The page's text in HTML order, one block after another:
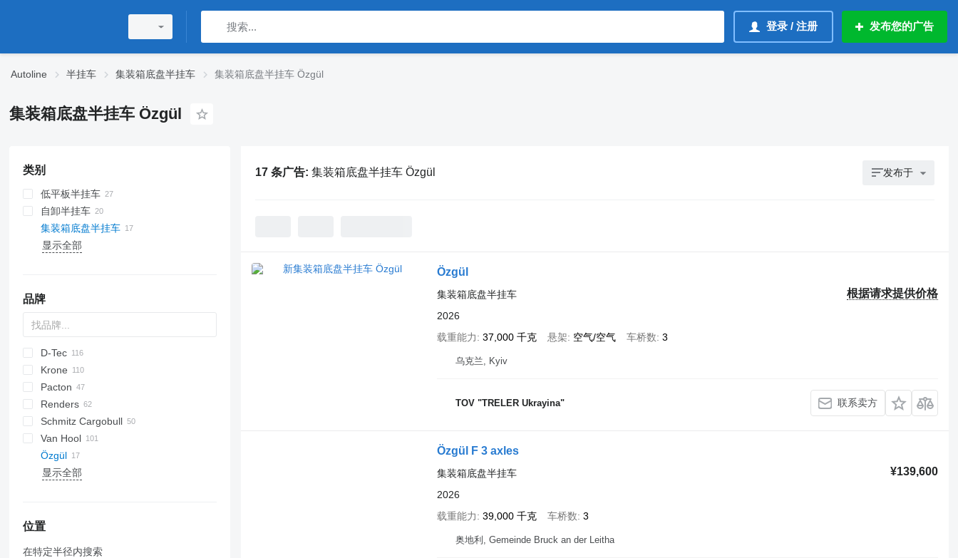
登录 / 注册 发布您的广告
Autoline 半挂车 集装箱底盘半挂车 集装箱底盘半挂车 Özgül
集装箱底盘半挂车 Özgül
类别
低平板半挂车
自卸半挂车
集装箱底盘半挂车
显示全部
品牌
2 series
3 series
4 series
5 series
ADR
BPO
CCS
D-Tec
CT
FT
EF
Sliding
Stack
ADR
OPL
OPP
SDS
T-series
SB
Krone
SD
SDC
SC
XS
S 24
SW
0-2
0-3
O-3
G-series
SL
S-series
Pacton
ET3
T-series
TXC
Renders
Euro
ROC
Kaiser
Schmitz Cargobull
S-series
SCB
SCF
SPA
CS
SP
Van Hool
A-series
ADR
LPRS
NS
38
Özgül
显示全部
位置
在特定半径内搜索
17 条广告: 集装箱底盘半挂车 Özgül 发布于
Özgül
根据请求提供价格
集装箱底盘半挂车
2026
载重能力
37,000 千克 悬架 空气/空气 车桥数 3
乌克兰, Kyiv
TOV "TRELER Ukrayina" 联系卖方
Özgül F 3 axles
¥139,600
集装箱底盘半挂车
2026
载重能力
39,000 千克 车桥数 3
奥地利, Gemeinde Bruck an der Leitha